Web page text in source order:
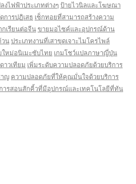
งไฟฟ้าประเภทต่างๆ ป้ายไวนิลและโฆษณา
ารปฏิเสธ เซ็กทอยที่สามารถสร้างความ
กเรียนต่อจีนขายมอไซค์และอุปกรณ์ด้าน
วนประเภทงานที่เสาขุดเจาะไมโครไพล์
หม่อนิเมะซับไทย เกมโชว์แปลภาษาญี่ปุ่น
าวเทียม เพิ่มระดับความปลอดภัยด้วยบริการ
าญ ความปลอดภัยที่ให้คุณมั่นใจด้วยบริการ
ารสอนสักคิ้วที่มีอุปกรณ์และเทคโนโลยีที่ทัน